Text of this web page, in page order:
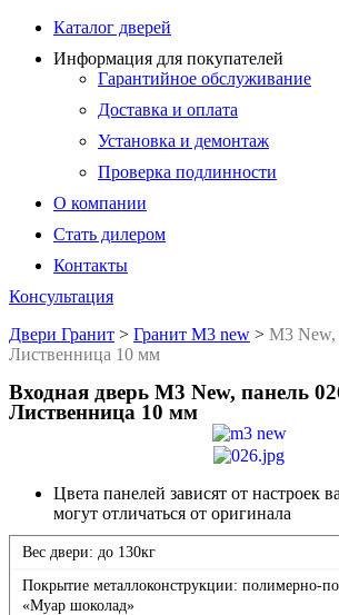
Каталог дверей
Информация для покупателей
Гарантийное обслуживание
Доставка и оплата
Установка и демонтаж
Проверка подлинности
О компании
Стать дилером
Контакты
Консультация
Двери Гранит > Гранит М3 new > М3 New,
Лиственница 10 мм
Входная дверь М3 New, панель
Лиственница 10 мм
Цвета панелей зависят от настроек
могут отличаться от оригинала
Вес двери: до 130кг
Покрытие металлоконструкции: полимерно-
«Муар шоколад»